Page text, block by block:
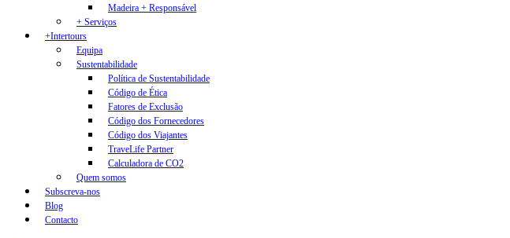
Madeira + Responsável
+ Serviços
+Intertours
Equipa
Sustentabilidade
Política de Sustentabilidade
Código de Ética
Fatores de Exclusão
Código dos Fornecedores
Código dos Viajantes
TraveLife Partner
Calculadora de CO2
Quem somos
Subscreva-nos
Blog
Contacto